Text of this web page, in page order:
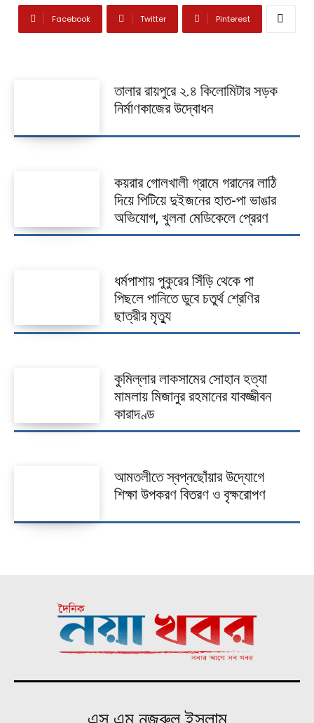
বিনোদন
Facebook Twitter Pinterest
তালার রায়পুরে ২.৪ কিলোমিটার সড়ক
নির্মাণকাজের উদ্বোধন
কয়রার গোলখালী গ্রামে গরানের লাঠি
দিয়ে পিটিয়ে দুইজনের হাত-পা ভাঙার
অভিযোগ, খুলনা মেডিকেলে প্রেরণ
ধর্মপাশায় পুকুরের সিঁড়ি থেকে পা
পিছলে পানিতে ডুবে চতুর্থ শ্রেণির
ছাত্রীর মৃত্যু
কুমিল্লার লাকসামের সোহান হত্যা
মামলায় মিজানুর রহমানের যাবজ্জীবন
কারাদণ্ড
আমতলীতে স্বপ্নছোঁয়ার উদ্যোগে
শিক্ষা উপকরণ বিতরণ ও বৃক্ষরোপণ